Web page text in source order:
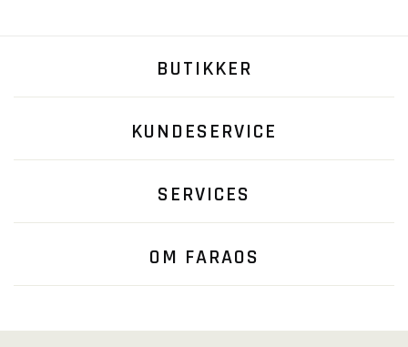
BUTIKKER
KUNDESERVICE
SERVICES
OM FARAOS